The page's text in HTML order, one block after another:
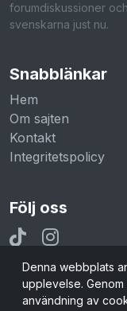
forumdiskussioner
svenskarna just nu.
Snabblänkar
Hem
Om sajten
Kontakt
Integritetspolicy
Följ oss
© 2026
Denna webbplats
upplevelse.
användning av